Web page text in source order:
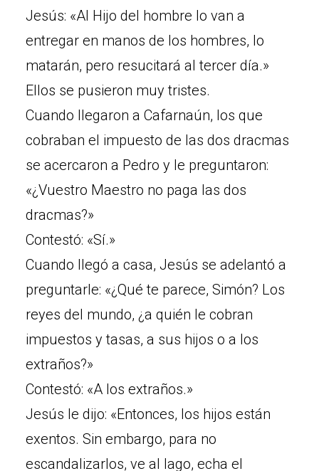
Jesús: «Al Hijo del hombre lo van a
entregar en manos de los hombres, lo
matarán, pero resucitará al tercer día.»
Ellos se pusieron muy tristes.
Cuando llegaron a Cafarnaún, los que
cobraban el impuesto de las dos dracmas
se acercaron a Pedro y le preguntaron:
«¿Vuestro Maestro no paga las dos
dracmas?»
Contestó: «Sí.»
Cuando llegó a casa, Jesús se adelantó a
preguntarle: «¿Qué te parece, Simón? Los
reyes del mundo, ¿a quién le cobran
impuestos y tasas, a sus hijos o a los
extraños?»
Contestó: «A los extraños.»
Jesús le dijo: «Entonces, los hijos están
exentos. Sin embargo, para no
escandalizarlos, ve al lago, echa el